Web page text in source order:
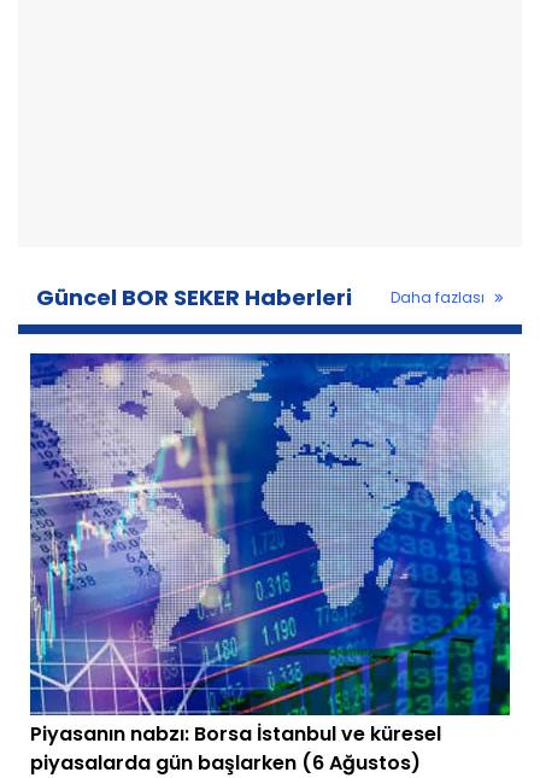
Güncel BOR SEKER Haberleri Daha fazlası
Piyasanın nabzı: Borsa İstanbul ve küresel
piyasalarda gün başlarken (6 Ağustos)